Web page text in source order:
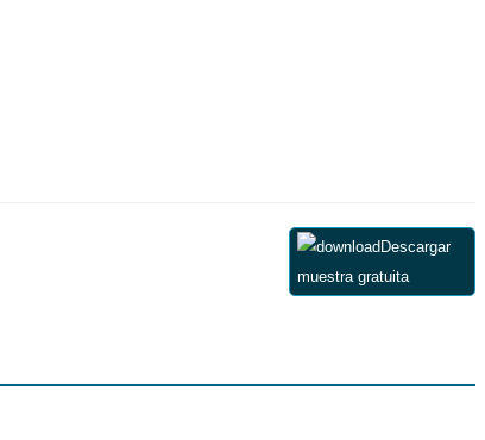
Descargar
muestra gratuita